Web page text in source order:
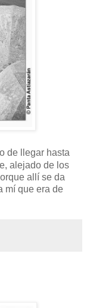
de llegar hasta
alejado de los
allí se da
mí que era de